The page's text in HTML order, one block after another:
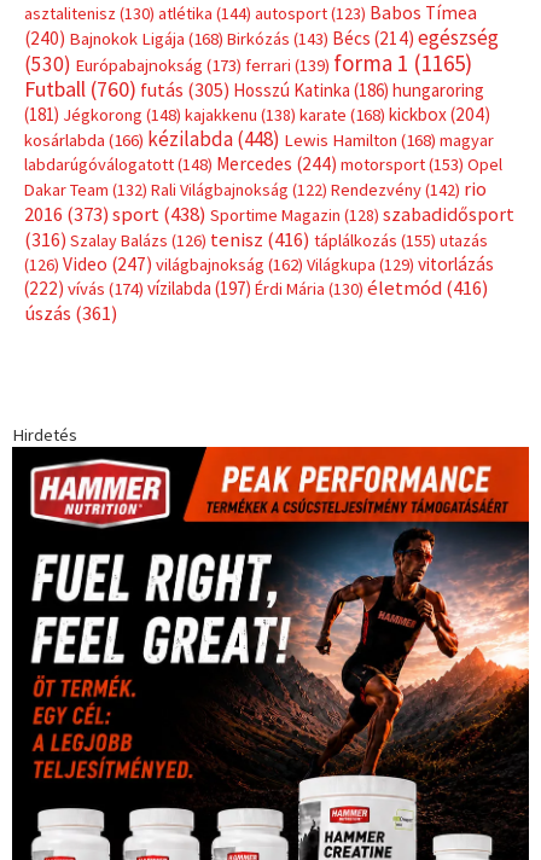
asztalitenisz (130) atlétika (144) autosport(123) Babos Tímea
(240) Bajnokok Ligája (168) Birkózás (143) Bécs (214) egészség
(530) Európabajnokság (173) ferrari (139) forma 1 (1165)
Futball (760) futás (305) Hosszú Katinka (186) hungaroring
(181) Jégkorong (148) kajakkenu (138) karate (168) kickbox(204)
kosárlabda (166) kézilabda(448) Lewis Hamilton (168) magyar
labdarúgóválogatott(148) Mercedes (244) motorsport(153) Opel
Dakar Team (132) Rali Világbajnokság (122) Rendezvény(142) rio
2016 (373) sport(438) Sportime Magazin (128) szabadidősport
(316) Szalay Balázs (126) tenisz (416) táplálkozás (155) utazás
(126) Video (247) világbajnokság (162) Világkupa (129) vitorlázás
(222) vívás (174) vízilabda (197) Érdi Mária (130) életmód(416)
úszás (361)
Hirdetés